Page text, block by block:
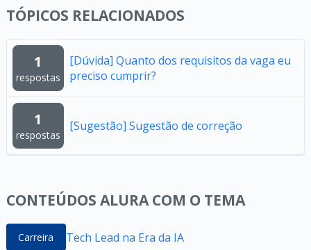
TÓPICOS RELACIONADOS
1
respostas
[Dúvida] Quanto dos requisitos da vaga eu
preciso cumprir?
1
respostas
[Sugestão] Sugestão de correção
CONTEÚDOS ALURA COM O TEMA
Carreira Tech Lead na Era da IA